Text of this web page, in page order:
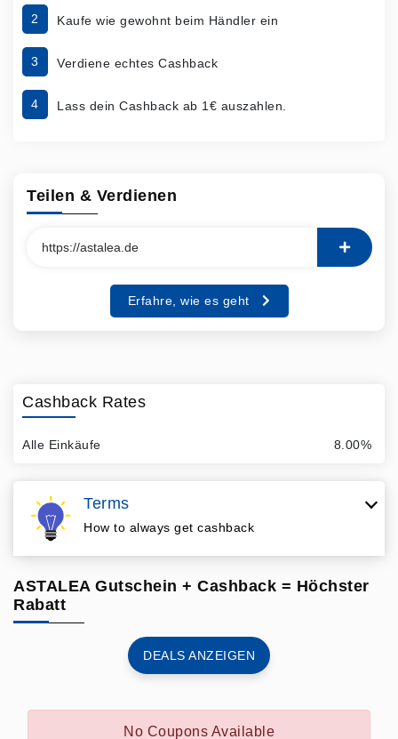
2 Kaufe wie gewohnt beim Händler ein
3 Verdiene echtes Cashback
4 Lass dein Cashback ab 1€ auszahlen.
Teilen & Verdienen
Erfahre, wie es geht
Cashback Rates
Alle Einkäufe 8.00%
Terms
How to always get cashback
ASTALEA Gutschein + Cashback = Höchster
Rabatt
DEALS ANZEIGEN
No Coupons Available